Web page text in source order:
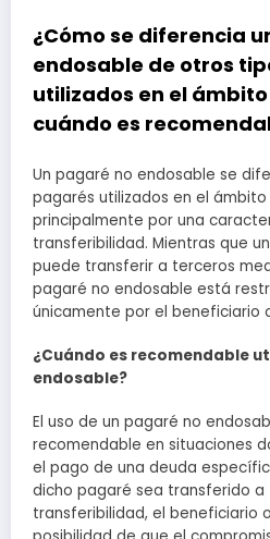
¿Cómo se diferencia
endosable de otros
utilizados en el
cuándo es
Un pagaré no endosable se
pagarés utilizados en el
principalmente por una
transferibilidad. Mientras que
puede transferir a terceros
pagaré no endosable está
únicamente por el beneficiario
¿Cuándo es recomendable
endosable?
El uso de un pagaré no
recomendable en situaciones
el pago de una deuda
dicho pagaré sea transferido a
transferibilidad, el beneficiario